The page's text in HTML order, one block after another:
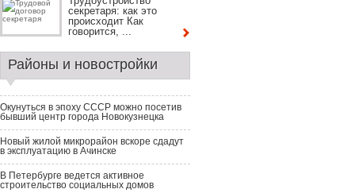
секретаря: как это
происходит Как
говорится, ...
Районы и новостройки
Окунуться в эпоху СССР можно посетив
бывший центр города Новокузнецка
Новый жилой микрорайон вскоре сдадут
в эксплуатацию в Ачинске
В Петербурге ведется активное
строительство социальных домов